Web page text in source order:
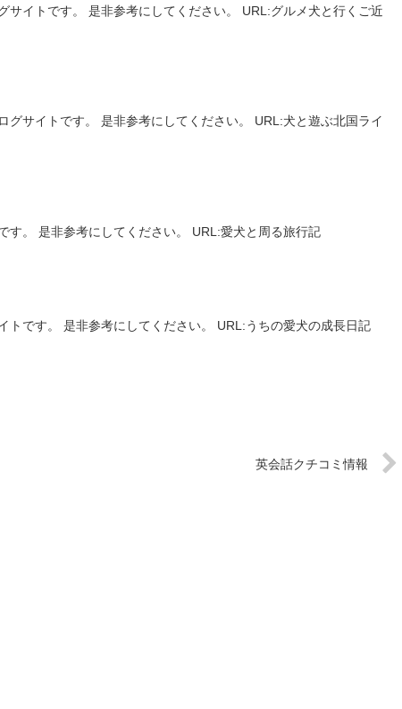
サイトです。 是非参考にしてください。 URL:グルメ犬と行くご近
サイトです。 是非参考にしてください。 URL:犬と遊ぶ北国ライ
す。 是非参考にしてください。 URL:愛犬と周る旅行記
トです。 是非参考にしてください。 URL:うちの愛犬の成長日記
英会話クチコミ情報